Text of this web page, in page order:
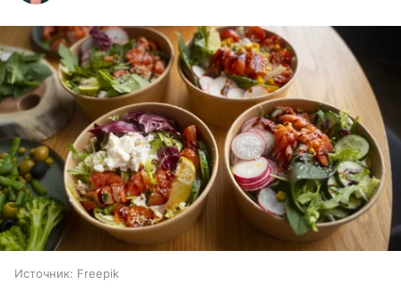
Источник: Freepik